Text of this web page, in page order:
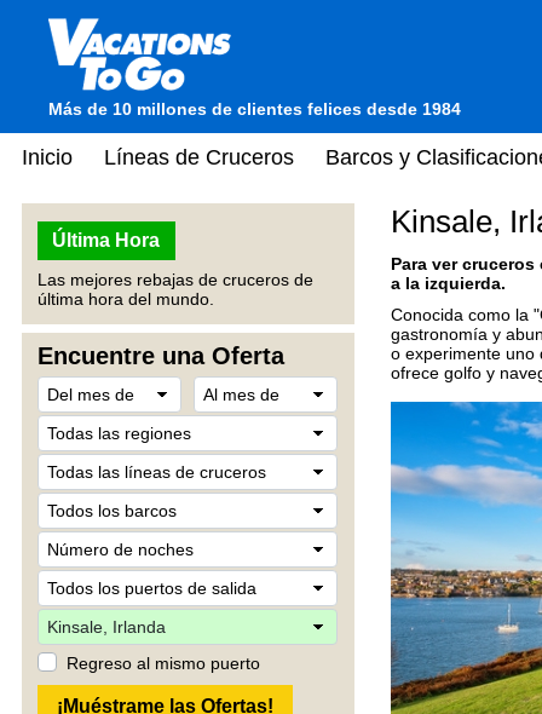
Más de 10 millones de clientes felices desde 1984
Inicio Líneas de Cruceros Barcos y
Última Hora
Las mejores rebajas de cruceros de
última hora del mundo.
Encuentre una Oferta
Regreso al mismo puerto
Kinsale,
Para ver
a la izquierda.
Conocida como la
gastronomía y
o experimente uno
ofrece golfo y